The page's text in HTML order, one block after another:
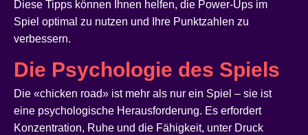
Diese Tipps können Ihnen helfen, die Power-Ups im
Spiel optimal zu nutzen und Ihre Punktzahlen zu
verbessern.
Die Psychologie des Spiels
Die «chicken road» ist mehr als nur ein Spiel – sie ist
eine psychologische Herausforderung. Es erfordert
Konzentration, Ruhe und die Fähigkeit, unter Druck